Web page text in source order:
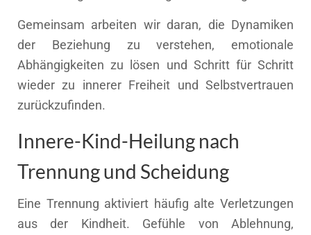
Gemeinsam arbeiten wir daran, die Dynamiken
der Beziehung zu verstehen, emotionale
Abhängigkeiten zu lösen und Schritt für Schritt
wieder zu innerer Freiheit und Selbstvertrauen
zurückzufinden.
Innere-Kind-Heilung nach
Trennung und Scheidung
Eine Trennung aktiviert häufig alte Verletzungen
aus der Kindheit. Gefühle von Ablehnung,